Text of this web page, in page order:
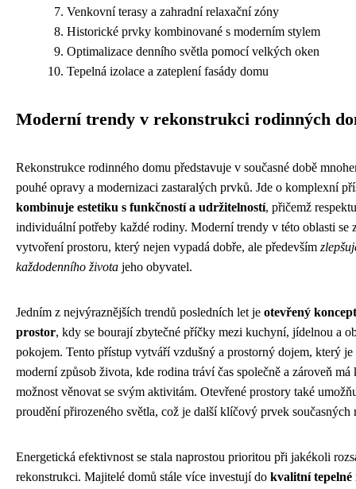
Venkovní terasy a zahradní relaxační zóny
Historické prvky kombinované s moderním stylem
Optimalizace denního světla pomocí velkých oken
Tepelná izolace a zateplení fasády domu
Moderní trendy v rekonstrukci rodinných
Rekonstrukce rodinného domu představuje v současné době
pouhé opravy a modernizaci zastaralých prvků. Jde o komplexní
kombinuje estetiku s funkčností a udržitelností, přičemž
individuální potřeby každé rodiny. Moderní trendy v této oblasti se
vytvoření prostoru, který nejen vypadá dobře, ale především
každodenního života jeho obyvatel.
Jedním z nejvýraznějších trendů posledních let je otevřený
prostor, kdy se bourají zbytečné příčky mezi kuchyní, jídelnou a
pokojem. Tento přístup vytváří vzdušný a prostorný dojem, který
moderní způsob života, kde rodina tráví čas společně a zároveň má
možnost věnovat se svým aktivitám. Otevřené prostory také
proudění přirozeného světla, což je další klíčový prvek současných
Energetická efektivnost se stala naprostou prioritou při jakékoli
rekonstrukci. Majitelé domů stále více investují do kvalitní tepelné